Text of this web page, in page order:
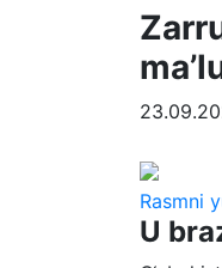
Rasmni
U